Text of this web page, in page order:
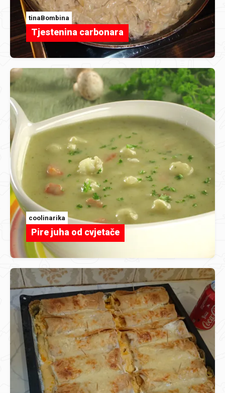
tinaBombina
Tjestenina carbonara
coolinarika
Pire juha od cvjetače